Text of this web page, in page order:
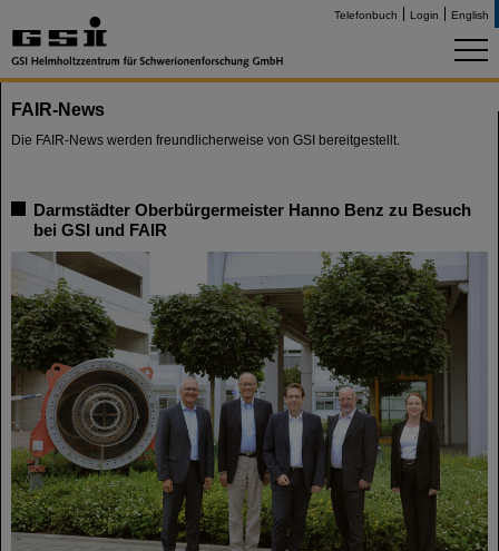
Telefonbuch Login English
FAIR-News
Die FAIR-News werden freundlicherweise von GSI bereitgestellt.
Darmstädter Oberbürgermeister Hanno Benz zu Besuch
bei GSI und FAIR